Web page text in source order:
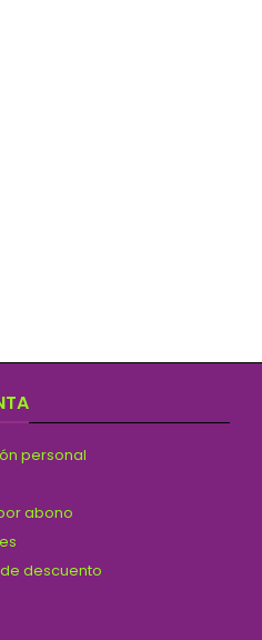
personal
abono
descuento